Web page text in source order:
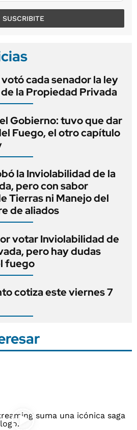
SUSCRIBITE
cada senador la ley
la Propiedad Privada
Gobierno: tuvo que dar
Fuego, el otro capítulo
la Inviolabilidad de la
pero con sabor
Tierras ni Manejo del
de aliados
votar Inviolabilidad de
pero hay dudas
fuego
cotiza este viernes 7